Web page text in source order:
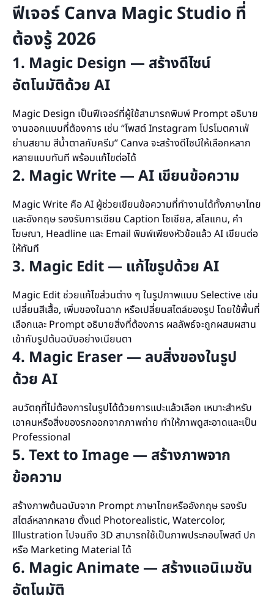
ฟีเจอร์ Canva Magic Studio ที่
ต้องรู้ 2026
1. Magic Design — สร้างดีไซน์
อัตโนมัติด้วย AI
Magic Design เป็นฟีเจอร์ที่ผู้ใช้สามารถพิมพ์ Prompt อธิบาย
งานออกแบบที่ต้องการ เช่น “โพสต์ Instagram โปรโมตคาเฟ่
ย่านสยาม สีน้ำตาลกับครีม” Canva จะสร้างดีไซน์ให้เลือกหลาก
หลายแบบทันที พร้อมแก้ไขต่อได้
2. Magic Write — AI เขียนข้อความ
Magic Write คือ AI ผู้ช่วยเขียนข้อความที่ทำงานได้ทั้งภาษาไทย
และอังกฤษ รองรับการเขียน Caption โซเชียล, สโลแกน, คำ
โฆษณา, Headline และ Email พิมพ์เพียงหัวข้อแล้ว AI เขียนต่อ
ให้ทันที
3. Magic Edit — แก้ไขรูปด้วย AI
Magic Edit ช่วยแก้ไขส่วนต่าง ๆ ในรูปภาพแบบ Selective เช่น
เปลี่ยนสีเสื้อ, เพิ่มของในฉาก หรือเปลี่ยนสไตล์ของรูป โดยใช้พื้นที่
เลือกและ Prompt อธิบายสิ่งที่ต้องการ ผลลัพธ์จะถูกผสมผสาน
เข้ากับรูปต้นฉบับอย่างเนียนตา
4. Magic Eraser — ลบสิ่งของในรูป
ด้วย AI
ลบวัตถุที่ไม่ต้องการในรูปได้ด้วยการแปะแล้วเลือก เหมาะสำหรับ
เอาคนหรือสิ่งของรกออกจากภาพถ่าย ทำให้ภาพดูสะอาดและเป็น
Professional
5. Text to Image — สร้างภาพจาก
ข้อความ
สร้างภาพต้นฉบับจาก Prompt ภาษาไทยหรืออังกฤษ รองรับ
สไตล์หลากหลาย ตั้งแต่ Photorealistic, Watercolor,
Illustration ไปจนถึง 3D สามารถใช้เป็นภาพประกอบโพสต์ ปก
หรือ Marketing Material ได้
6. Magic Animate — สร้างแอนิเมชัน
อัตโนมัติ